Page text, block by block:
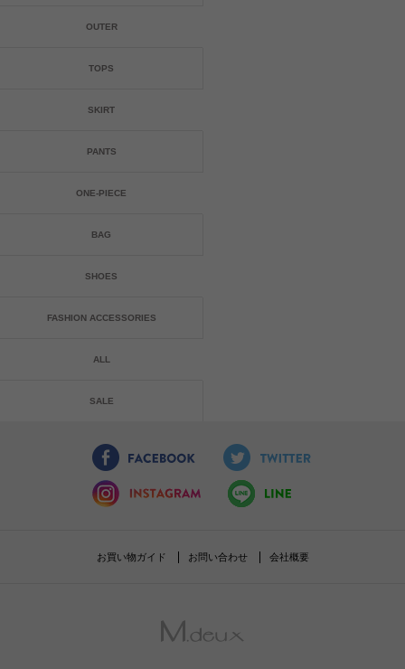
OUTER
TOPS
SKIRT
PANTS
ONE-PIECE
BAG
SHOES
FASHION ACCESSORIES
ALL
SALE
お買い物ガイド お問い合わせ 会社概要